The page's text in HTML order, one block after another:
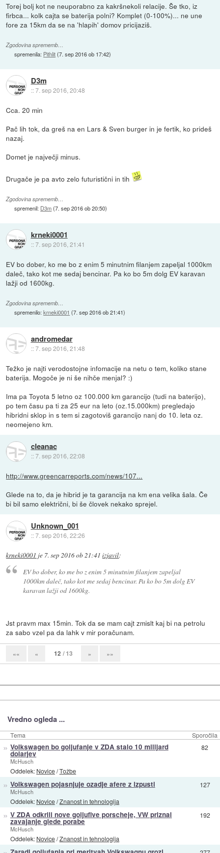
Torej bolj kot ne neuporabno za kakršnekoli relacije. Še tko, iz
firbca... kolk cajta se baterija polni? Komplet (0-100%)... ne une
fore za 15km da se na 'hlapih' domov pricijaziš.
Zgodovina sprememb…
spremenila: Pithlit(7. sep 2016 ob 17:42)
D3m
::7. sep 2016, 20:48
Cca. 20 min
Pač lih tok, da greš na en Lars & Sven burger in je fertik, ko prideš
nazaj.
Domet je največji minus.
Drugače je pa avto zelo futuristični in tih
Zgodovina sprememb…
spremenil: D3m(7. sep 2016 ob 20:50)
krneki0001
::7. sep 2016, 21:41
EV bo dober, ko me bo z enim 5 minutnim filanjem zapeljal 1000km
daleč, tako kot me sedaj bencinar. Pa ko bo 5m dolg EV karavan
lažji od 1600kg.
Zgodovina sprememb…
spremenilo:krneki0001 (7. sep 2016 ob 21:41)
andromedar
::7. sep 2016, 21:48
Težko je najti verodostojne infomacije na netu o tem, koliko stane
baterija. Mogoče je ni še nihče menjal? :)
Ima pa Toyota 5 letno oz 100.000 km garancijo (tudi na baterijo),
po tem času pa ti za 25 eur na leto (oz.15.000km) pregledajo
hibridni sklop in s tem si zagotoviš garancijo nanj do 10. leta oz.
neomejeno km.
cleanac
::7. sep 2016, 22:08
http://www.greencarreports.com/news/107...
Glede na to, da je hibrid je ta garancija na km ena velika šala. Če
bi bil samo električni, bi še človek nekako sprejel.
Unknown_001
::7. sep 2016, 22:26
krneki0001 je 7. sep 2016 ob 21:41 izjavil:
EV bo dober, ko me bo z enim 5 minutnim filanjem zapeljal
1000km daleč, tako kot me sedaj bencinar. Pa ko bo 5m dolg EV
karavan lažji od 1600kg.
Jst pravm max 15min. Tok da se mam cajt zmislt kaj bi na petrolu
za sabo vzel pa da lahk v mir poračunam.
«« « 12 / 13 » »»
Vredno ogleda ...
Tema Sporočila
» Volkswagen bo goljufanje v ZDA stalo 10 milijard
dolarjev
McHusch
Oddelek: Novice/Tožbe
82
» Volkswagen pojasnjuje ozadje afere z izpusti
McHusch
Oddelek: Novice/Znanost in tehnologija
127
» V ZDA odkrili nove goljufive porscheje, VW priznal
zavajanje glede porabe
McHusch
Oddelek: Novice/Znanost in tehnologija
192